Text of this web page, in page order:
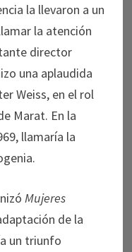
la llevaron a un
la atención
director
una aplaudida
Weiss, en el rol
Marat. En la
llamaría la
Mujeres
de la
un triunfo